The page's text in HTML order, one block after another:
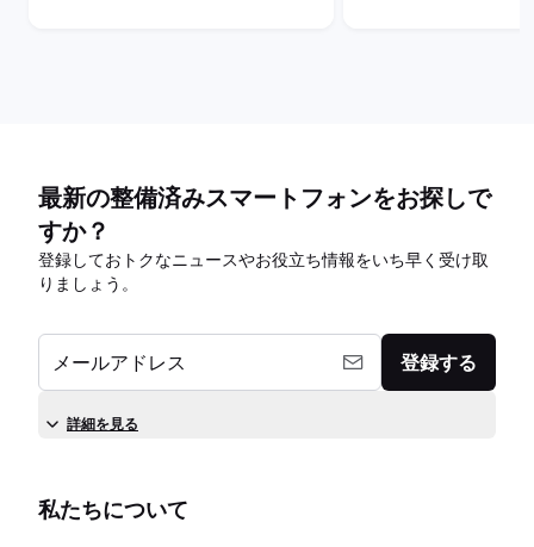
最新の整備済みスマートフォンをお探しで
すか？
登録しておトクなニュースやお役立ち情報をいち早く受け取
りましょう。
メールアドレス 登録する
詳細を見る
私たちについて